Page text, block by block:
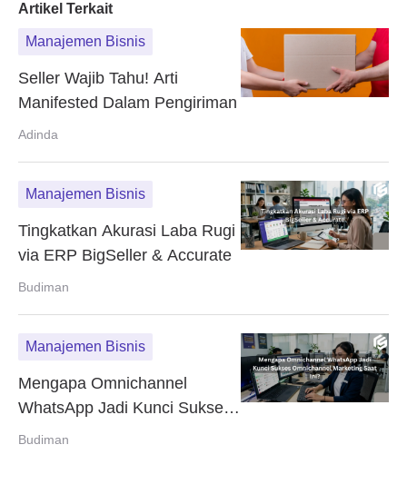
Artikel Terkait
Manajemen Bisnis
Seller Wajib Tahu! Arti
Manifested Dalam Pengiriman
Adinda
Manajemen Bisnis
Tingkatkan Akurasi Laba Rugi
via ERP BigSeller & Accurate
Budiman
Manajemen Bisnis
Mengapa Omnichannel
WhatsApp Jadi Kunci Sukses
Omnichannel Marketing Saat
Budiman